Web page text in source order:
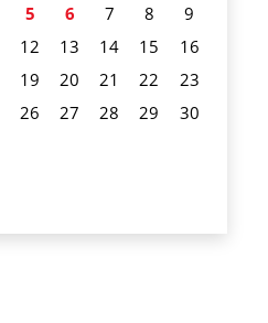
5 6 7 8
9
12 13 14 15
16
19 20 21 22
23
26 27 28 29
30